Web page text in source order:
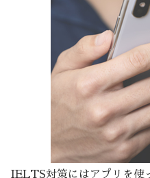
IELTS対策にはアプリを使